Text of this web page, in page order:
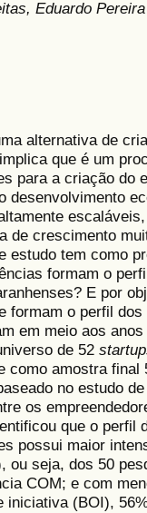
Eduardo
alternativa de
que é um
para a criação do
desenvolvimento
de crescimento
estudo tem como
formam o
E por
formam o perfil
em meio aos
de 52
como amostra
no estudo
os
que o perfil
possui maior
ou seja, dos 50
COM; e com
iniciativa (BOI),